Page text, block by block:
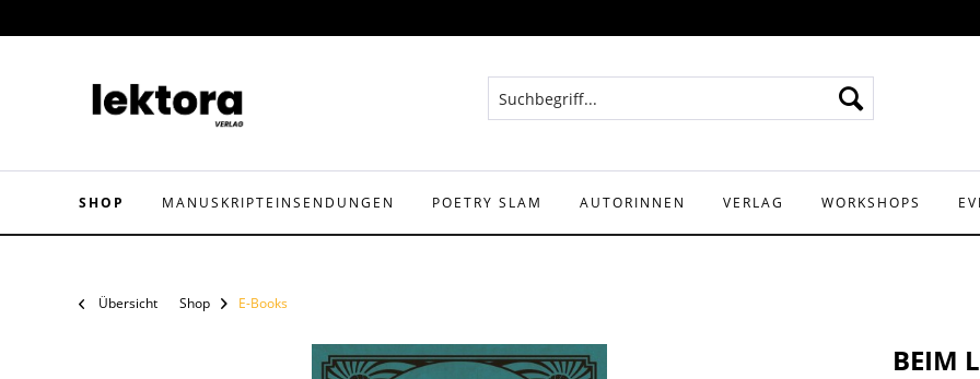
SHOP MANUSKRIPTEINSENDUNGEN POETRY SLAM AUTORINNEN VERLAG WORKSHOPS
Übersicht Shop E-Books
BEIM